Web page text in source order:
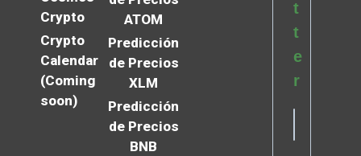
Crypto
Crypto
Calendar
(Coming
soon)
ATOM
Predicción
de Precios
XLM
Predicción
de Precios
BNB
t
t
e
r